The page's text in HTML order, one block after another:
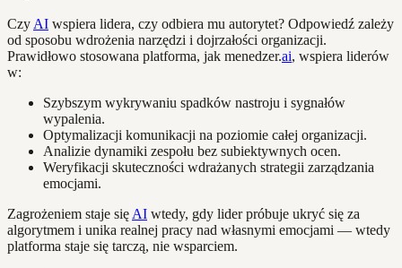
CzyAI wspiera lidera, czy odbiera mu autorytet? Odpowiedź zależy
od sposobu wdrożenia narzędzi i dojrzałości organizacji.
Prawidłowo stosowana platforma, jak menedzer.ai, wspiera liderów
w:
Szybszym wykrywaniu spadków nastroju i sygnałów
wypalenia.
Optymalizacji komunikacji na poziomie całej organizacji.
Analizie dynamiki zespołu bez subiektywnych ocen.
Weryfikacji skuteczności wdrażanych strategii zarządzania
emocjami.
Zagrożeniem staje sięAI wtedy, gdy lider próbuje ukryć się za
algorytmem i unika realnej pracy nad własnymi emocjami — wtedy
platforma staje się tarczą, nie wsparciem.